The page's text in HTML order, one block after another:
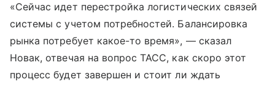
«Сейчас идет перестройка логистических связей
системы с учетом потребностей. Балансировка
рынка потребует какое-то время», — сказал
Новак, отвечая на вопрос ТАСС, как скоро этот
процесс будет завершен и стоит ли ждать